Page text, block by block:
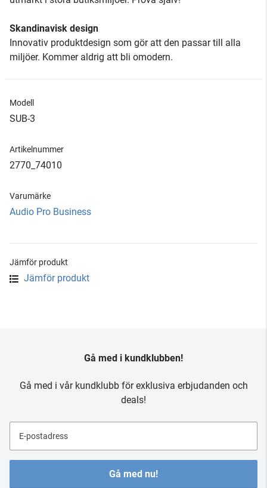
Skandinavisk design
Innovativ produktdesign som gör att den passar till alla
miljöer. Kommer aldrig att bli omodern.
Modell
SUB-3
Artikelnummer
2770_74010
Varumärke
Audio Pro Business
Jämför produkt
Jämför produkt
Gå med i kundklubben!
Gå med i vår kundklubb för exklusiva erbjudanden och
deals!
E-postadress
Gå med nu!